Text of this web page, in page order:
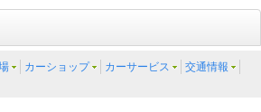
カーショップ カーサービス
交通情報